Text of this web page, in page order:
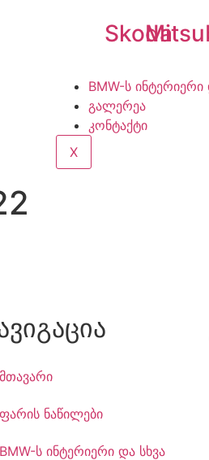
Skoda
BMW-ს ინტერიერი
გალერეა
კონტაქტი
X
მთავარი
ფარის ნაწილები
BMW-ს ინტერიერი და სხვა